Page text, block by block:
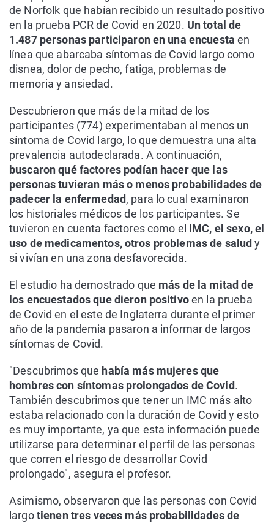
de Norfolk que habían recibido un resultado positivo
en la prueba PCR de Covid en 2020. Un total de
1.487 personas participaron en una encuesta en
línea que abarcaba síntomas de Covid largo como
disnea, dolor de pecho, fatiga, problemas de
memoria y ansiedad.
Descubrieron que más de la mitad de los
participantes (774) experimentaban al menos un
síntoma de Covid largo, lo que demuestra una alta
prevalencia autodeclarada. A continuación,
buscaron qué factores podían hacer que las
personas tuvieran más o menos probabilidades de
padecer la enfermedad, para lo cual examinaron
los historiales médicos de los participantes. Se
tuvieron en cuenta factores como el IMC, el sexo, el
uso de medicamentos, otros problemas de salud y
si vivían en una zona desfavorecida.
El estudio ha demostrado que más de la mitad de
los encuestados que dieron positivoen la prueba
de Covid en el este de Inglaterra durante el primer
año de la pandemia pasaron a informar de largos
síntomas de Covid.
"Descubrimos que había más mujeres que
hombres con síntomas prolongados de Covid.
También descubrimos que tener un IMC más alto
estaba relacionado con la duración de Covid y esto
es muy importante, ya que esta información puede
utilizarse para determinar el perfil de las personas
que corren el riesgo de desarrollar Covid
prolongado", asegura el profesor.
Asimismo, observaron que las personas con Covid
largotienen tres veces más probabilidades de